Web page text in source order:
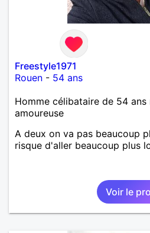
Freestyle1971
Rouen - 54 ans
Homme célibataire de 54
amoureuse
A deux on va pas beaucoup
risque d'aller beaucoup plus
Voir le